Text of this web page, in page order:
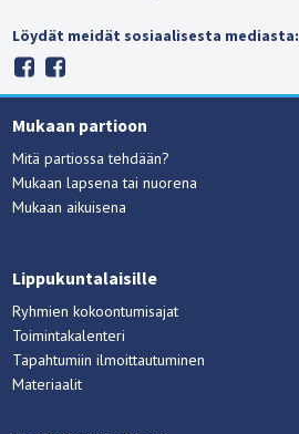
Löydät meidät sosiaalisesta mediasta:
Mukaan partioon
Mitä partiossa tehdään?
Mukaan lapsena tai nuorena
Mukaan aikuisena
Lippukuntalaisille
Ryhmien kokoontumisajat
Toimintakalenteri
Tapahtumiin ilmoittautuminen
Materiaalit